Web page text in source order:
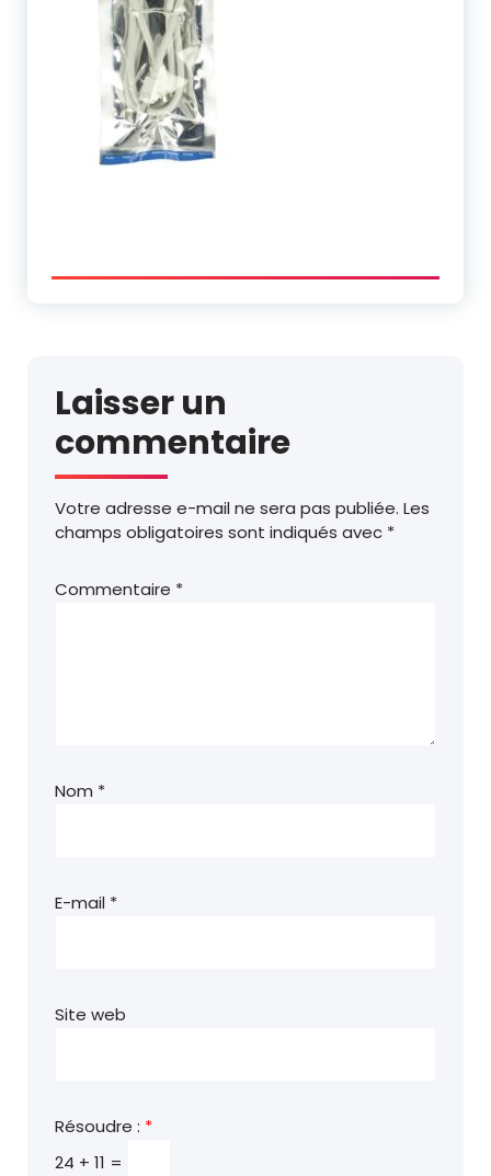
Laisser un
commentaire
Votre adresse e-mail ne sera pas publiée. Les
champs obligatoires sont indiqués avec *
Commentaire *
Nom *
E-mail *
Site web
Résoudre : *
24 + 11 =